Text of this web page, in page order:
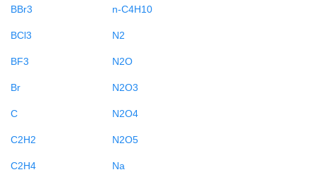
BBr3
BCl3
BF3
Br
C
C2H2
C2H4
n-C4H10
N2
N2O
N2O3
N2O4
N2O5
Na